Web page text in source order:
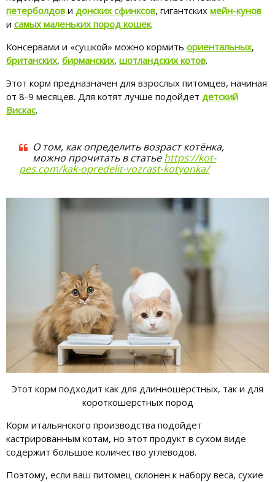
петерболдов и донских сфинксов, гигантских мейн-кунов
и самых маленьких пород кошек.
Консервами и «сушкой» можно кормить ориентальных,
британских, бирманских, шотландских котов.
Этот корм предназначен для взрослых питомцев, начиная
от 8-9 месяцев. Для котят лучше подойдет детский
Вискас.
О том, как определить возраст котёнка,
можно прочитать в статьеhttps://kot-
pes.com/kak-opredelit-vozrast-kotyonka/
Этот корм подходит как для длинношерстных, так и для
короткошерстных пород
Корм итальянского производства подойдет
кастрированным котам, но этот продукт в сухом виде
содержит большое количество углеводов.
Поэтому, если ваш питомец склонен к набору веса, сухие